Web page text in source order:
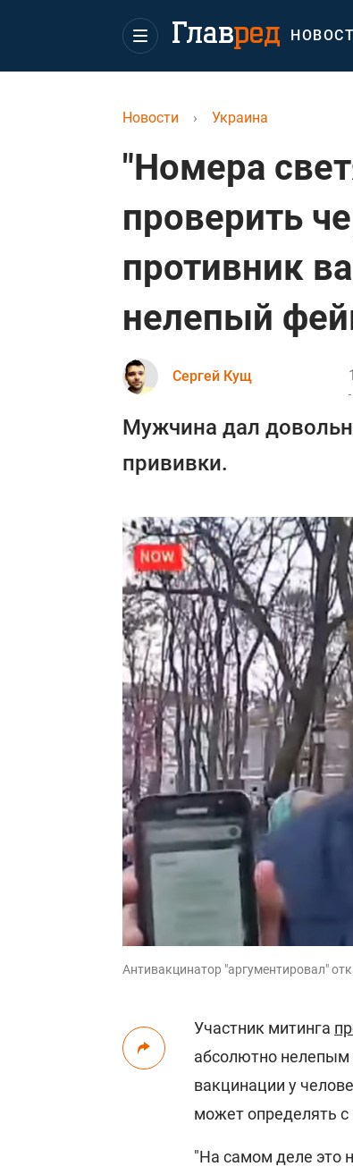
Новости › Украина
"Номера
проверить
противник
нелепый
Сергей Кущ
Мужчина дал
прививки.
Антивакцинатор "аргументировал"
Участник митинга
абсолютно нелепым
вакцинации у
может определять
"На самом деле это